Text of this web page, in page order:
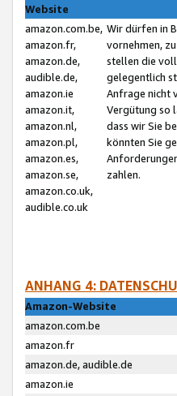
Website
amazon.com.be,
amazon.fr,
amazon.de,
audible.de,
amazon.ie
amazon.it,
amazon.nl,
amazon.pl,
amazon.es,
amazon.se,
amazon.co.uk,
audible.co.uk
Wir dürfen in
vornehmen,
stellen die
gelegentlich
Anfrage nicht
Vergütung so
dass wir Sie
könnten Sie
zahlen.
ANHANG 4:
Amazon-Website
amazon.com.be
amazon.fr
amazon.de, audible.de
amazon.ie